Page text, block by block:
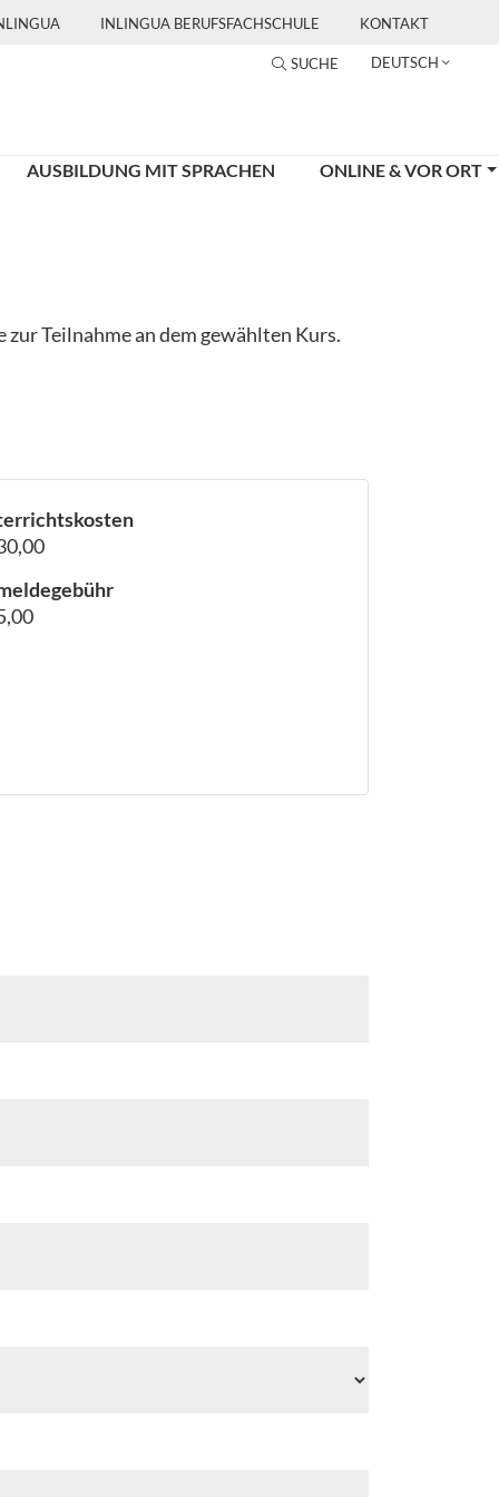
INLINGUA BERUFSFACHSCHULE KONTAKT
SUCHE DEUTSCH
AUSBILDUNG MIT SPRACHEN ONLINE & VOR ORT
Teilnahme an dem gewählten Kurs.